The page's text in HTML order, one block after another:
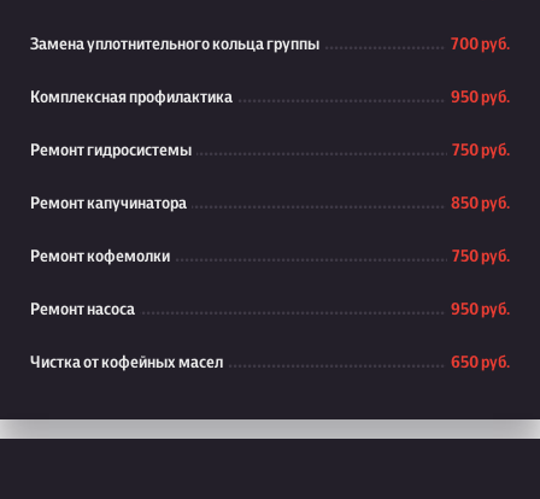
Замена уплотнительного кольца группы 700 руб.
Комплексная профилактика 950 руб.
Ремонт гидросистемы 750 руб.
Ремонт капучинатора 850 руб.
Ремонт кофемолки 750 руб.
Ремонт насоса 950 руб.
Чистка от кофейных масел 650 руб.